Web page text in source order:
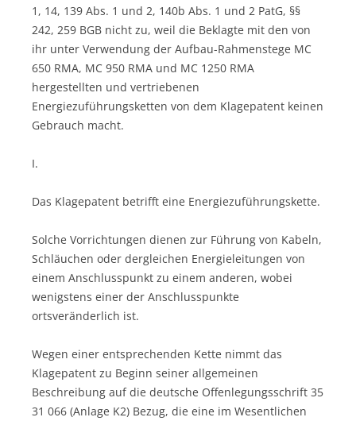
1, 14, 139 Abs. 1 und 2, 140b Abs. 1 und 2 PatG, §§
242, 259 BGB nicht zu, weil die Beklagte mit den von
ihr unter Verwendung der Aufbau-Rahmenstege MC
650 RMA, MC 950 RMA und MC 1250 RMA
hergestellten und vertriebenen
Energiezuführungsketten von dem Klagepatent keinen
Gebrauch macht.
I.
Das Klagepatent betrifft eine Energiezuführungskette.
Solche Vorrichtungen dienen zur Führung von Kabeln,
Schläuchen oder dergleichen Energieleitungen von
einem Anschlusspunkt zu einem anderen, wobei
wenigstens einer der Anschlusspunkte
ortsveränderlich ist.
Wegen einer entsprechenden Kette nimmt das
Klagepatent zu Beginn seiner allgemeinen
Beschreibung auf die deutsche Offenlegungsschrift 35
31 066 (Anlage K2) Bezug, die eine im Wesentlichen